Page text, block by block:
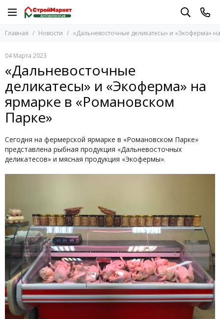
Главная Новости «Дальневосточные деликатесы» и «Экоферма»
04 Марта 2023
«Дальневосточные
деликатесы» и «Экоферма» на
ярмарке в «Романовском
Парке»
Сегодня на фермерской ярмарке в «Романовском Парке»
представлена рыбная продукция «Дальневосточных
деликатесов» и мясная продукция «Экофермы».